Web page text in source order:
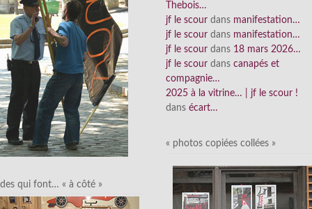
des qui font… « à côté »
Thebois…
jf le scour dans manifestation…
jf le scour dans manifestation…
jf le scour dans 18 mars 2026…
jf le scour dans canapés et
compagnie…
2025 à la vitrine… | jf le scour !
dans écart…
« photos copiées collées »